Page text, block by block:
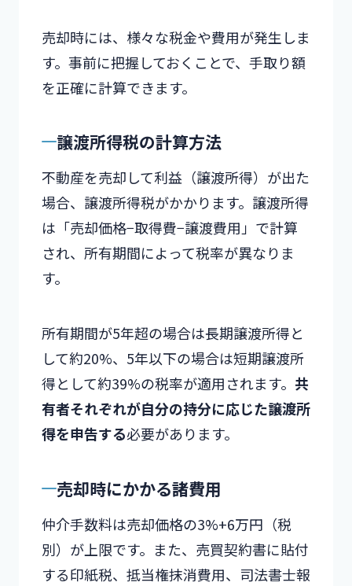
売却時には、様々な税金や費用が発生しま
す。事前に把握しておくことで、手取り額
を正確に計算できます。
譲渡所得税の計算方法
不動産を売却して利益（譲渡所得）が出た
場合、譲渡所得税がかかります。譲渡所得
は「売却価格−取得費−譲渡費用」で計算
され、所有期間によって税率が異なりま
す。
所有期間が5年超の場合は長期譲渡所得と
して約20%、5年以下の場合は短期譲渡所
得として約39%の税率が適用されます。 共
有者それぞれが自分の持分に応じた譲渡所
得を申告する必要があります。
売却時にかかる諸費用
仲介手数料は売却価格の3%+6万円（税
別）が上限です。また、売買契約書に貼付
する印紙税、抵当権抹消費用、司法書士報